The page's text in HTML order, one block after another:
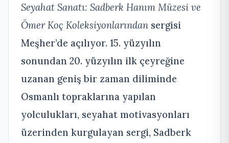
Seyahat Sanatı: Sadberk Hanım Müzesi ve
Ömer Koç Koleksiyonlarından sergisi
Meşher’de açılıyor. 15. yüzyılın
sonundan 20. yüzyılın ilk çeyreğine
uzanan geniş bir zaman diliminde
Osmanlı topraklarına yapılan
yolculukları, seyahat motivasyonları
üzerinden kurgulayan sergi, Sadberk